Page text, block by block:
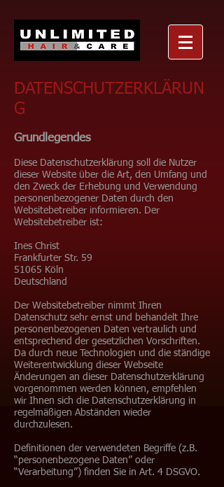
DATENSCHUTZERKLÄRUN
G
Grundlegendes
Diese Datenschutzerklärung soll die Nutzer
dieser Website über die Art, den Umfang und
den Zweck der Erhebung und Verwendung
personenbezogener Daten durch den
Websitebetreiber informieren. Der
Websitebetreiber ist:
Ines Christ
Frankfurter Str. 59
51065 Köln
Deutschland
Der Websitebetreiber nimmt Ihren
Datenschutz sehr ernst und behandelt Ihre
personenbezogenen Daten vertraulich und
entsprechend der gesetzlichen Vorschriften.
Da durch neue Technologien und die ständige
Weiterentwicklung dieser Webseite
Änderungen an dieser Datenschutzerklärung
vorgenommen werden können, empfehlen
wir Ihnen sich die Datenschutzerklärung in
regelmäßigen Abständen wieder
durchzulesen.
Definitionen der verwendeten Begriffe (z.B.
“personenbezogene Daten” oder
“Verarbeitung”) finden Sie in Art. 4 DSGVO.